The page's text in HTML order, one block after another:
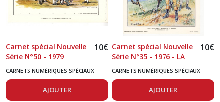
Carnet spécial Nouvelle
Série N°50 - 1979
GARDES NATIONALES
10€
CARNETS NUMÉRIQUES SPÉCIAUX
AJOUTER
Carnet spécial Nouvelle
Série N°35 - 1976 - LA
GUERRE D'AMERIQUE
10€
CARNETS NUMÉRIQUES SPÉCIAUX
AJOUTER